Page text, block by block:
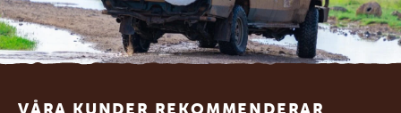
Footer